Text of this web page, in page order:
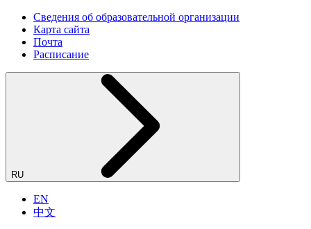
Сведения об образовательной организации
Карта сайта
Почта
Расписание
RU
EN
中文